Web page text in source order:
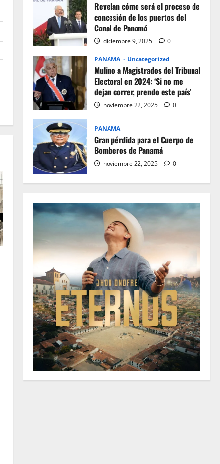
Revelan cómo será el proceso de
concesión de los puertos del
Canal de Panamá
diciembre 9, 2025 0
PANAMA Uncategorized
Mulino a Magistrados del Tribunal
Electoral en 2024: ‘Si no me
dejan correr, prendo este país’
noviembre 22, 2025 0
PANAMA
Gran pérdida para el Cuerpo de
Bomberos de Panamá
noviembre 22, 2025 0